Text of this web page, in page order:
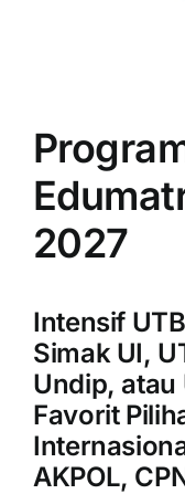
2027
Intensif
Simak UI,
Undip, atau
Favorit
AKPOL,